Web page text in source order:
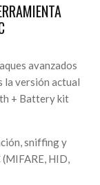
avanzados
la versión actual
+ Battery kit
sniffing y
HID,